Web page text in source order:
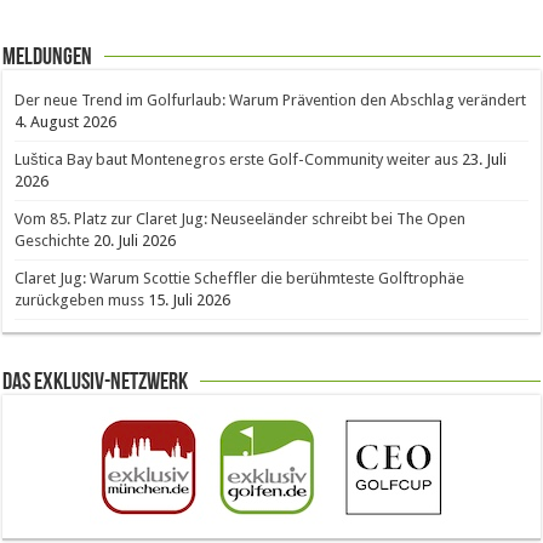
Meldungen
Der neue Trend im Golfurlaub: Warum Prävention den Abschlag verändert
4. August 2026
Luštica Bay baut Montenegros erste Golf-Community weiter aus 23. Juli
2026
Vom 85. Platz zur Claret Jug: Neuseeländer schreibt bei The Open
Geschichte 20. Juli 2026
Claret Jug: Warum Scottie Scheffler die berühmteste Golftrophäe
zurückgeben muss 15. Juli 2026
Das Exklusiv-Netzwerk